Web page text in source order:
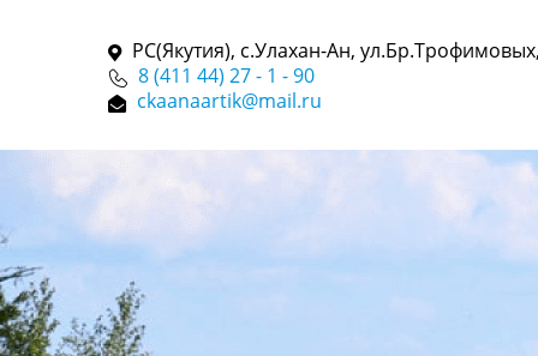
РС(Якутия), с.Улахан-Ан,
8 (411 44) 27 - 1 - 90
ckaanaartik@mail.ru